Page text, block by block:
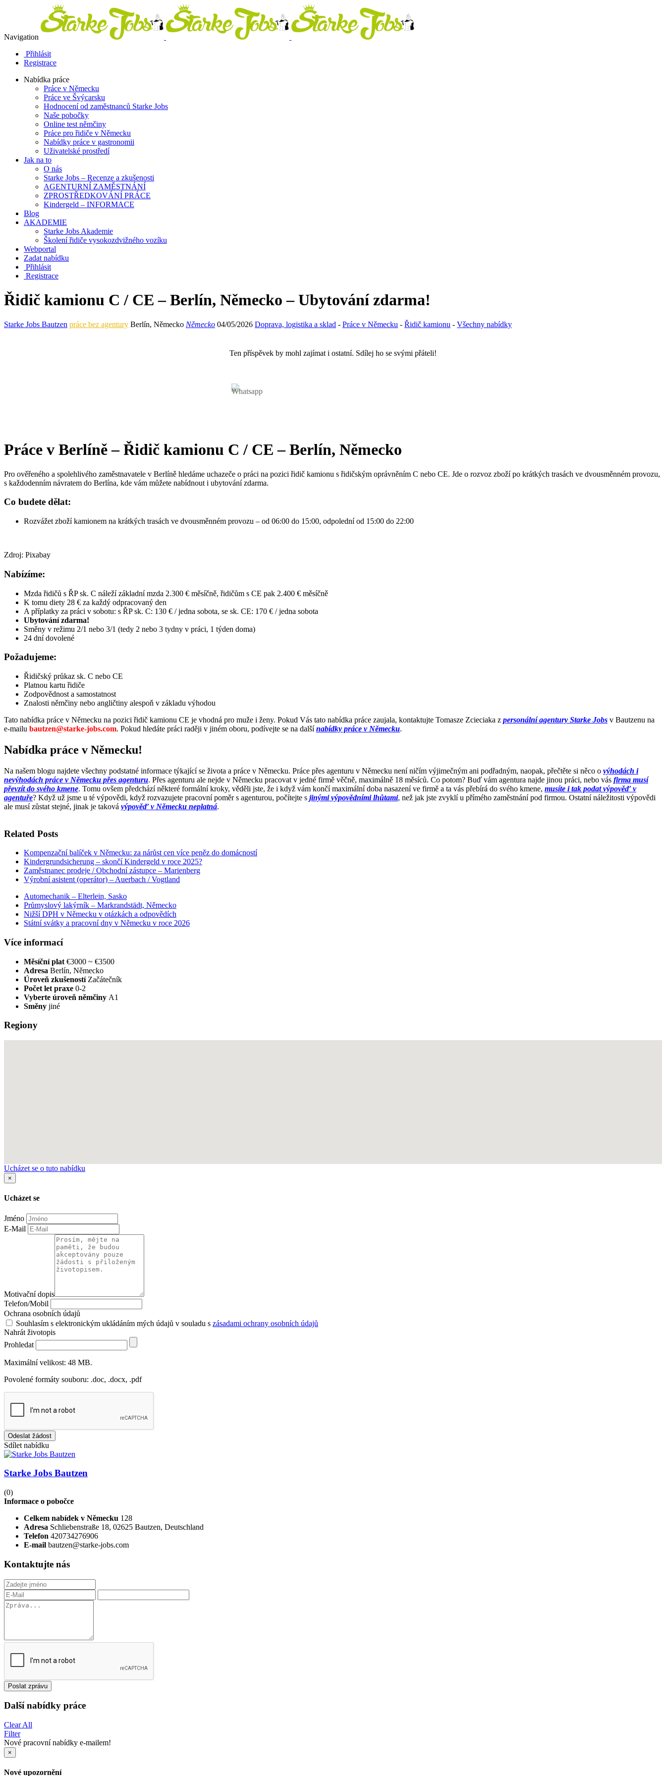
Navigation
Přihlásit
Registrace
Nabídka práce
Práce v Německu
Práce ve Švýcarsku
Hodnocení od zaměstnanců Starke Jobs
Naše pobočky
Online test němčiny
Práce pro řidiče v Německu
Nabídky práce v gastronomii
Uživatelské prostředí
Jak na to
O nás
Starke Jobs – Recenze a zkušenosti
AGENTURNÍ ZAMĚSTNÁNÍ
ZPROSTŘEDKOVÁNÍ PRÁCE
Kindergeld – INFORMACE
Blog
AKADEMIE
Starke Jobs Akademie
Školení řidiče vysokozdvižného vozíku
Webportal
Zadat nabídku
Přihlásit
Registrace
Řidič kamionu C / CE – Berlín, Německo – Ubytování zdarma!
Starke Jobs Bautzen práce bez agentury Berlín, Německo Německo 04/05/2026 Doprava, logistika a sklad - Práce v Německu - Řidič kamionu - Všechny nabídky
Ten příspěvek by mohl zajímat i ostatní. Sdílej ho se svými přáteli!
Práce v Berlíně – Řidič kamionu C / CE – Berlín, Německo
Pro ověřeného a spolehlivého zaměstnavatele v Berlíně hledáme uchazeče o práci na pozici řidič kamionu s řidičským oprávněním C nebo CE. Jde o rozvoz zboží po krátkých trasách ve dvousměnném provozu,
s každodenním návratem do Berlína, kde vám můžete nabídnout i ubytování zdarma.
Co budete dělat:
Rozvážet zboží kamionem na krátkých trasách ve dvousměnném provozu – od 06:00 do 15:00, odpolední od 15:00 do 22:00
Zdroj: Pixabay
Nabízíme:
Mzda řidičů s ŘP sk. C náleží základní mzda 2.300 € měsíčně, řidičům s CE pak 2.400 € měsíčně
K tomu diety 28 € za každý odpracovaný den
A příplatky za práci v sobotu: s ŘP sk. C: 130 € / jedna sobota, se sk. CE: 170 € / jedna sobota
Ubytování zdarma!
Směny v režimu 2/1 nebo 3/1 (tedy 2 nebo 3 tydny v práci, 1 týden doma)
24 dní dovolené
Požadujeme:
Řidičský průkaz sk. C nebo CE
Platnou kartu řidiče
Zodpovědnost a samostatnost
Znalosti němčiny nebo angličtiny alespoň v základu výhodou
Tato nabídka práce v Německu na pozici řidič kamionu CE je vhodná pro muže i ženy. Pokud Vás tato nabídka práce zaujala, kontaktujte Tomasze Zcieciaka z personální agentury Starke Jobs v Bautzenu na
e-mailu bautzen@starke-jobs.com. Pokud hledáte práci raději v jiném oboru, podívejte se na dalšínabídky práce v Německu.
Nabídka práce v Německu!
Na našem blogu najdete všechny podstatné informace týkající se života a práce v Německu. Práce přes agenturu v Německu není ničím výjimečným ani podřadným, naopak, přečtěte si něco o výhodách i
nevýhodách práce v Německu přes agenturu. Přes agenturu ale nejde v Německu pracovat v jedné firmě věčně, maximálně 18 měsíců. Co potom? Buď vám agentura najde jinou práci, nebo vás firma musí
převzít do svého kmene. Tomu ovšem předchází některé formální kroky, věděli jste, že i když vám končí maximální doba nasazení ve firmě a ta vás přebírá do svého kmene, musíte i tak podat výpověď v
agentuře? Když už jsme u té výpovědi, když rozvazujete pracovní poměr s agenturou, počítejte s jinými výpovědními lhůtami, než jak jste zvyklí u přímého zaměstnání pod firmou. Ostatní náležitosti výpovědi
ale musí zůstat stejné, jinak je taková výpověď v Německu neplatná.
Related Posts
Kompenzační balíček v Německu: za nárůst cen více peněz do domácností
Kindergrundsicherung – skončí Kindergeld v roce 2025?
Zaměstnanec prodeje / Obchodní zástupce – Marienberg
Výrobní asistent (operátor) – Auerbach / Vogtland
Automechanik – Elterlein, Sasko
Průmyslový lakýrník – Markrandstädt, Německo
Nižší DPH v Německu v otázkách a odpovědích
Státní svátky a pracovní dny v Německu v roce 2026
Více informací
Měsíční plat €3000 ~ €3500
Adresa Berlín, Německo
Úroveň zkušeností Začátečník
Počet let praxe 0-2
Vyberte úroveň němčiny A1
Směny jiné
Regiony
Ucházet se o tuto nabídku
×
Ucházet se
Jméno
E-Mail
Motivační dopis
Telefon/Mobil
Ochrana osobních údajů
Souhlasím s elektronickým ukládáním mých údajů v souladu s zásadami ochrany osobních údajů
Nahrát životopis
Prohledat
Maximální velikost: 48 MB.
Povolené formáty souboru: .doc, .docx, .pdf
Odeslat žádost
Sdílet nabídku
Starke Jobs Bautzen
(0)
Informace o pobočce
Celkem nabídek v Německu 128
Adresa Schliebenstraße 18, 02625 Bautzen, Deutschland
Telefon 420734276906
E-mail bautzen@starke-jobs.com
Kontaktujte nás
Poslat zprávu
Další nabídky práce
Clear All
Filter
Nové pracovní nabídky e-mailem!
×
Nové upozornění